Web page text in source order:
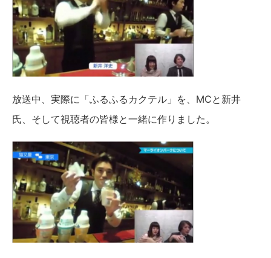
放送中、実際に「ふるふるカクテル」を、MCと新井
氏、そして視聴者の皆様と一緒に作りました。